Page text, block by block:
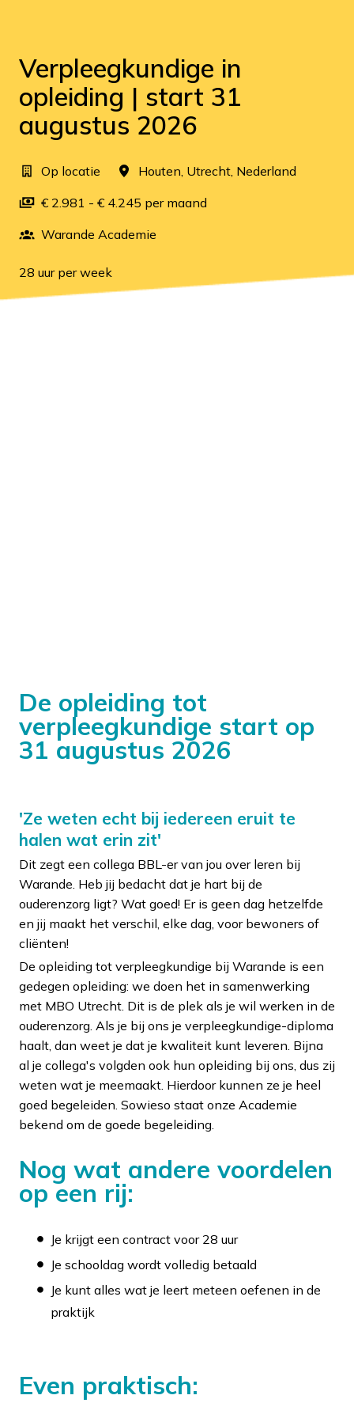
Verpleegkundige in
opleiding | start 31
augustus 2026
Op locatie Houten Utrecht Nederland
€ 2.981 - € 4.245 per maand
Warande Academie
28 uur per week
De opleiding tot
verpleegkundige start op
31 augustus 2026
'Ze weten echt bij iedereen eruit te
halen wat erin zit'
Dit zegt een collega BBL-er van jou over leren bij
Warande. Heb jij bedacht dat je hart bij de
ouderenzorg ligt? Wat goed! Er is geen dag hetzelfde
en jij maakt het verschil, elke dag, voor bewoners of
cliënten!
De opleiding tot verpleegkundige bij Warande is een
gedegen opleiding: we doen het in samenwerking
met MBO Utrecht. Dit is de plek als je wil werken in de
ouderenzorg. Als je bij ons je verpleegkundige-diploma
haalt, dan weet je dat je kwaliteit kunt leveren. Bijna
al je collega's volgden ook hun opleiding bij ons, dus zij
weten wat je meemaakt. Hierdoor kunnen ze je heel
goed begeleiden. Sowieso staat onze Academie
bekend om de goede begeleiding.
Nog wat andere voordelen
op een rij:
Je krijgt een contract voor 28 uur
Je schooldag wordt volledig betaald
Je kunt alles wat je leert meteen oefenen in de
praktijk
Even praktisch: